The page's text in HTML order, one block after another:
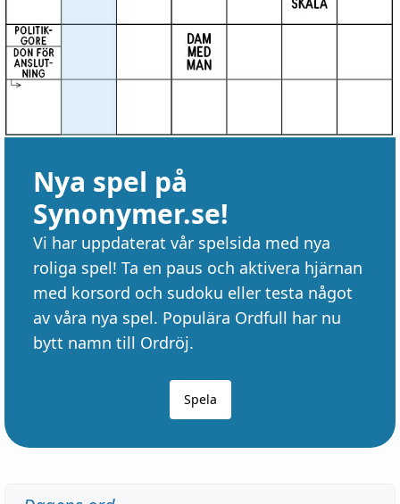
Nya spel på
Synonymer.se!
Vi har uppdaterat vår spelsida med nya
roliga spel! Ta en paus och aktivera hjärnan
med korsord och sudoku eller testa något
av våra nya spel. Populära Ordfull har nu
bytt namn till Ordröj.
Spela